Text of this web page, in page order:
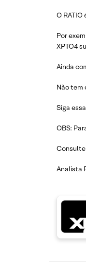
O
Por
XPTO4
Ainda
Não tem
Siga
OBS:
Consulte
Analista